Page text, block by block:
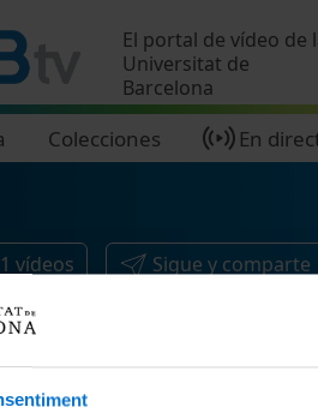
El portal de vídeo de
Universitat de
Barcelona
Colecciones En
1 vídeos Sigue y comparte